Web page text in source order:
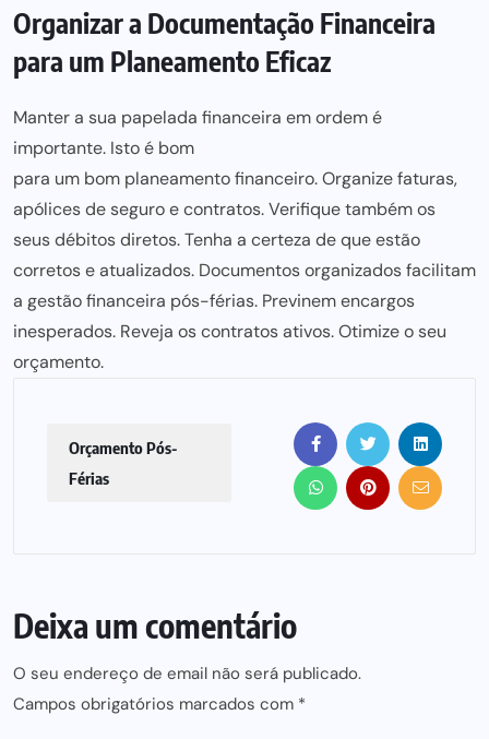
Organizar a Documentação Financeira
para um Planeamento Eficaz
Manter a sua papelada financeira em ordem é
importante. Isto é bom
para um bom planeamento financeiro. Organize faturas,
apólices de seguroe contratos. Verifique também os
seus débitos diretos. Tenha a certeza de que estão
corretos e atualizados. Documentos organizados facilitam
a gestão financeira pós-férias. Previnem encargos
inesperados. Reveja os contratos ativos. Otimize o seu
orçamento.
Orçamento Pós-
Férias
Deixa um comentário
O seu endereço de email não será publicado.
Campos obrigatórios marcados com *